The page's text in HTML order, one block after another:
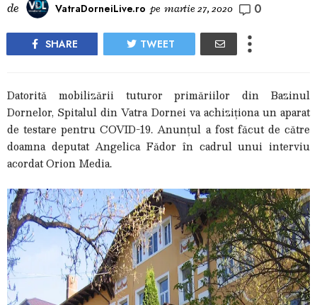
de VatraDorneiLive.ro pe martie 27, 2020 0
SHARE TWEET
Datorită mobilizării tuturor primăriilor din Bazinul
Dornelor, Spitalul din Vatra Dornei va achiziționa un aparat
de testare pentru COVID-19. Anunțul a fost făcut de către
doamna deputat Angelica Fădor în cadrul unui interviu
acordat Orion Media.